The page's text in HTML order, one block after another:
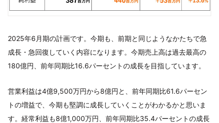
2025年6月期の計画です。今期も、前期と同じようなかたちで急
成長・急回復していく内容になります。今期売上高は過去最高の
180億円、前年同期比16.6パーセントの成長を目指しています。
営業利益は4億9,500万円から8億円と、前年同期比61.6パーセン
トの増益で、今期も堅調に成長していくことがわかるかと思いま
す。経常利益も8億1,000万円、前年同期比35.4パーセントの成長